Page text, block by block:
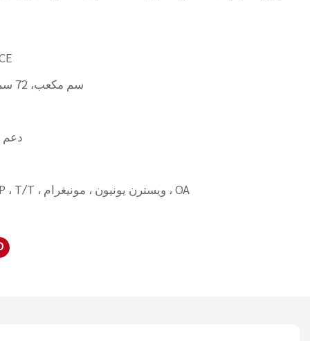
60-70 سم مكعب، 72 سم مكعب
دعم
L/C ، D/A ، D/P ، T/T ، ويسترن يونيون ، مونيغرام ، OA